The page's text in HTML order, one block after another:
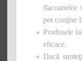
flacoanelor
pot conţine
Produsele
eficace.
Dacă